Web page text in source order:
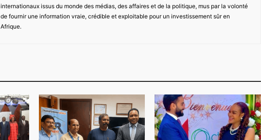
internationaux issus du monde des médias, des affaires et de la politique, mus par la volonté
de fournir une information vraie, crédible et exploitable pour un investissement sûr en
Afrique.